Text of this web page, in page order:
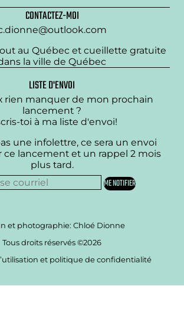
CONTACTEZ-MOI
au Québec et cueillette gratuite
la ville de Québec
LISTE D'ENVOI
rien manquer de mon prochain
lancement ?
toi à ma liste d'envoi!
une infolettre, ce sera un envoi
lancement et un rappel 2 mois
plus tard.
et photographie: Chloé Dionne
Tous droits réservés ©2026
et politique de confidentialité